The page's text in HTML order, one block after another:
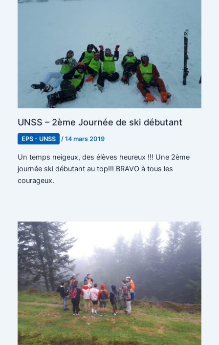
UNSS – 2ème Journée de ski débutant
EPS - UNSS /14 mars 2019
Un temps neigeux, des élèves heureux !!! Une 2ème
journée ski débutant au top!!! BRAVO à tous les
courageux.